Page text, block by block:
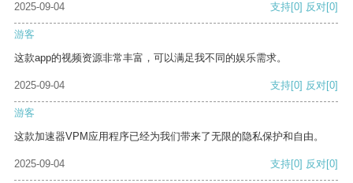
2025-09-04 支持[0] 反对[0]
游客
这款app的视频资源非常丰富，可以满足我不同的娱乐需求。
2025-09-04 支持[0] 反对[0]
游客
这款加速器VPM应用程序已经为我们带来了无限的隐私保护和自由。
2025-09-04 支持[0] 反对[0]